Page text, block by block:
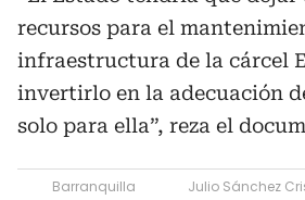
recursos para el
infraestructura de la cárcel
invertirlo en la adecuación
solo para ella”, reza el
Barranquilla
Julio Sánchez